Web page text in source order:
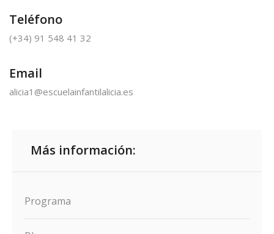
Teléfono
(+34) 91 548 41 32
Email
alicia1@escuelainfantilalicia.es
Más información:
Programa